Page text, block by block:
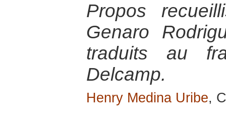
Propos
Genaro
traduits au
Delcamp.
Henry Medina Uribe,